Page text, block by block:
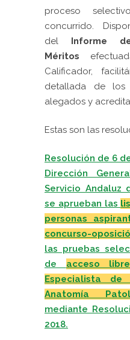
proceso
concurrido.
del
Informe
Méritos
Calificador,
detallada de los
alegados y
Estas son las
Resolución de 6
Dirección
Servicio Andaluz
se aprueban las
personas
concurso-
las pruebas
de acceso
Especialista de
Anatomía
mediante
2018.